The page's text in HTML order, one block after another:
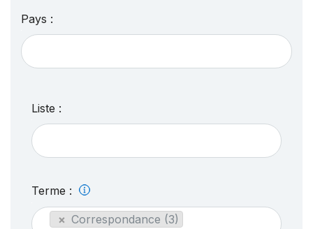
Pays :
Liste :
Terme :
× Correspondance (3)